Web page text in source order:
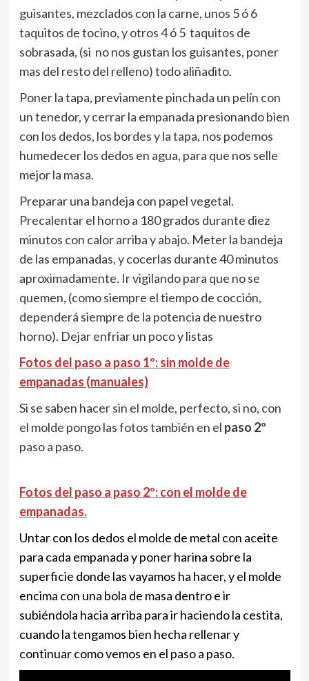
guisantes, mezclados con la carne, unos 5 ó 6
taquitos de tocino, y otros 4 ó 5 taquitos de
sobrasada, (si no nos gustan los guisantes, poner
mas del resto del relleno) todo aliñadito.
Poner la tapa, previamente pinchada un pelín con
un tenedor, y cerrar la empanada presionando bien
con los dedos, los bordes y la tapa, nos podemos
humedecer los dedos en agua, para que nos selle
mejor la masa.
Preparar una bandeja con papel vegetal.
Precalentar el horno a 180 grados durante diez
minutos con calor arriba y abajo. Meter la bandeja
de las empanadas, y cocerlas durante 40 minutos
aproximadamente. Ir vigilando para que no se
quemen, (como siempre el tiempo de cocción,
dependerá siempre de la potencia de nuestro
horno). Dejar enfriar un poco y listas
Fotos del paso a paso 1º: sin molde de
empanadas (manuales)
Si se saben hacer sin el molde, perfecto, si no, con
el molde pongo las fotos también en el paso 2º
paso a paso.
Fotos del paso a paso 2º: con el molde de
empanadas.
Untar con los dedos el molde de metal con aceite
para cada empanada y poner harina sobre la
superficie donde las vayamos ha hacer, y el molde
encima con una bola de masa dentro e ir
subiéndola hacia arriba para ir haciendo la cestita,
cuando la tengamos bien hecha rellenar y
continuar como vemos en el paso a paso.